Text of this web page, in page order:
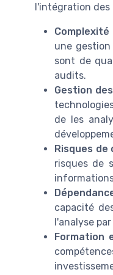
l'intégration des
une
sont de
audits.
Gestion
de les
Risques de
risques de
capacité
l'analyse
Formation